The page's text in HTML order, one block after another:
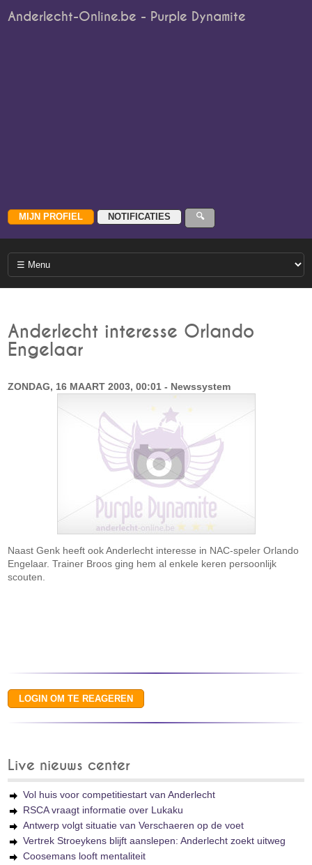
Anderlecht-Online.be - Purple Dynamite
Anderlecht interesse Orlando
Engelaar
ZONDAG, 16 MAART 2003, 00:01 - Newssystem
Naast Genk heeft ook Anderlecht interesse in NAC-speler Orlando
Engelaar. Trainer Broos ging hem al enkele keren persoonlijk
scouten.
Live nieuws center
Vol huis voor competitiestart van Anderlecht
RSCA vraagt informatie over Lukaku
Antwerp volgt situatie van Verschaeren op de voet
Vertrek Stroeykens blijft aanslepen: Anderlecht zoekt uitweg
Coosemans looft mentaliteit